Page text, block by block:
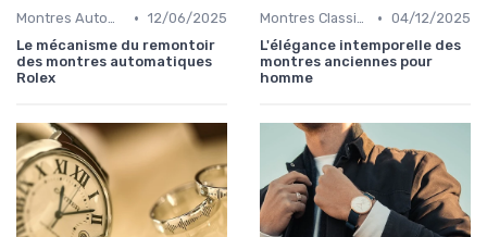
Montres Automatiques • 12/06/2025
Le mécanisme du remontoir
des montres automatiques
Rolex
Montres Classiques • 04/12/2025
L'élégance intemporelle des
montres anciennes pour
homme